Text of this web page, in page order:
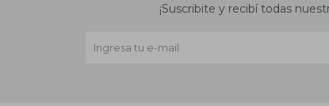
¡Suscribite y recibí todas